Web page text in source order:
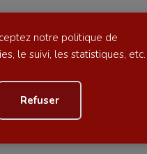
notre politique de
le suivi, les statistiques, etc.
Refuser
Natation artistique
Outdoor
avec une